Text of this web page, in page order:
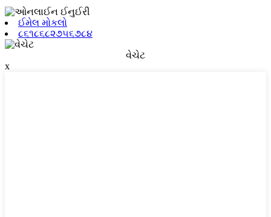
ઈમેલ મોકલો
૮૬૧૮૬૮૨૭૫૬૭૮૪
વેચેટ
x